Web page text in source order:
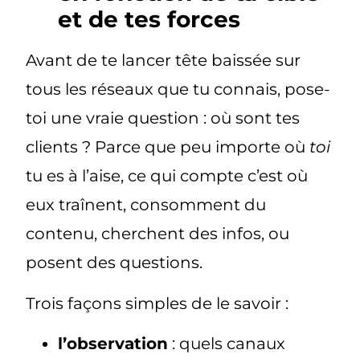
et de tes forces
Avant de te lancer tête baissée sur
tous les réseaux que tu connais, pose-
toi une vraie question : où sont tes
clients ? Parce que peu importe où toi
tu es à l’aise, ce qui compte c’est où
eux traînent, consomment du
contenu, cherchent des infos, ou
posent des questions.
Trois façons simples de le savoir :
l’observation : quels canaux